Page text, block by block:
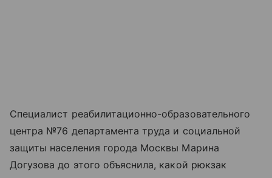
Специалист реабилитационно-образовательного
центра №76 департамента труда и социальной
защиты населения города Москвы Марина
Догузова до этого объяснила, какой рюкзак